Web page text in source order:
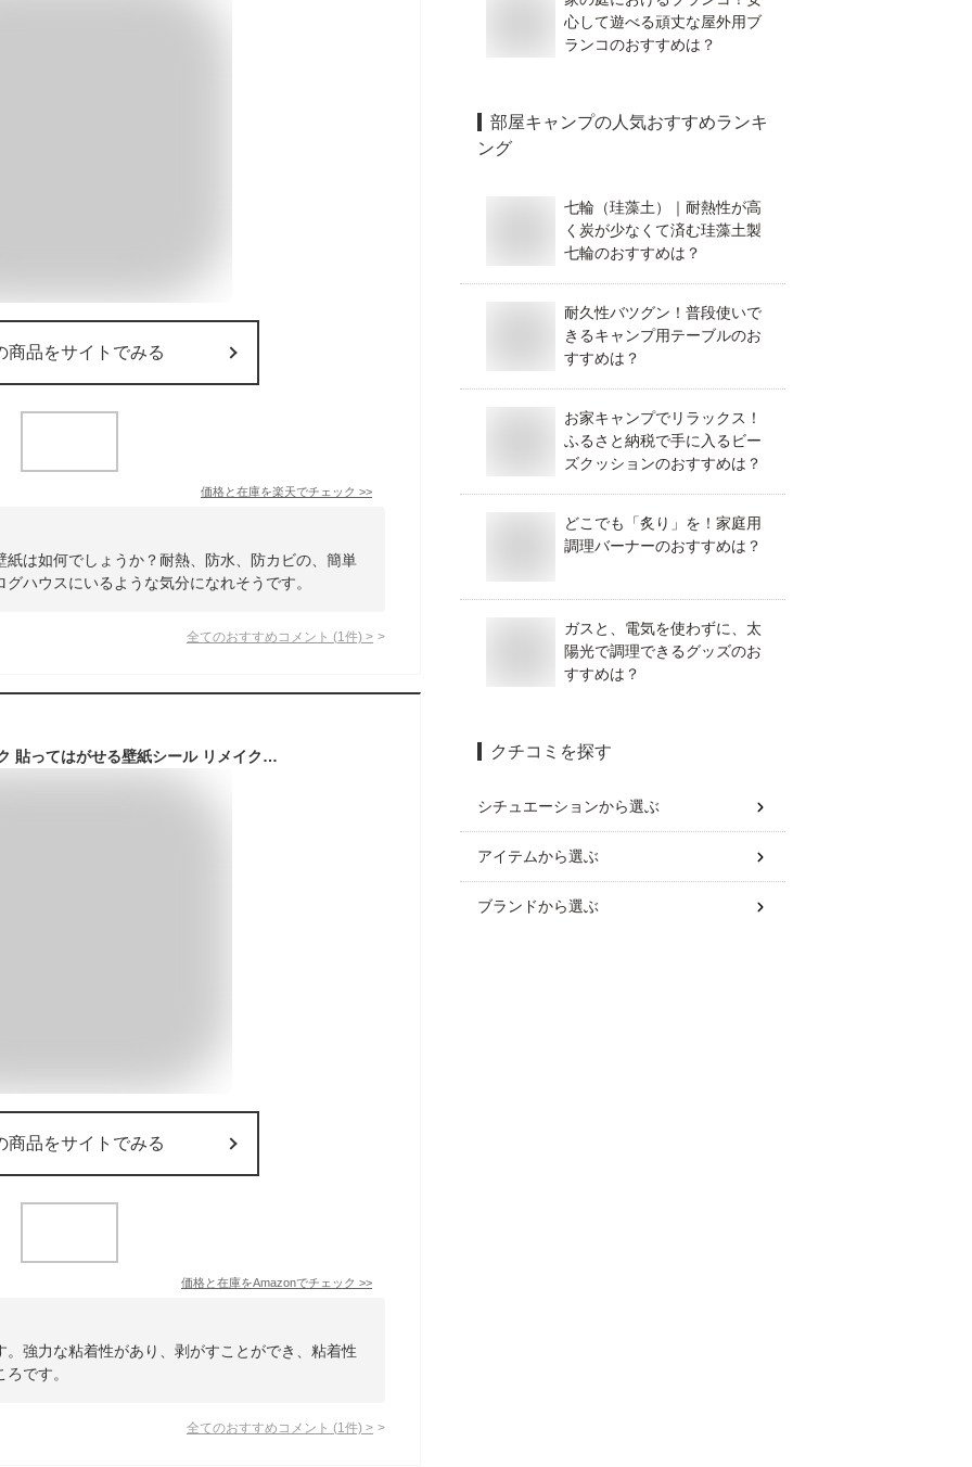
商品をサイトでみる
価格と在庫を楽天でチェック >>
は如何でしょうか？耐熱、防水、防カビの、簡単
ハウスにいるような気分になれそうです。
全てのおすすめコメント (1 件) >
Boobest グレイオーク 貼ってはがせる壁紙シール リメイクシート 防水 木目 厚手 耐熱 防カビ 防汚 剥がせる 賃貸 キッチン 寝室のオフィス 家具のリメイク のり付き 幅40cm x長さ300cm 扉
商品をサイトでみる
価格と在庫をAmazonでチェック >>
強力な粘着性があり、剥がすことができ、粘着性
です。
全てのおすすめコメント (1 件) >
心して遊べる頑丈な屋外用ブ
ランコのおすすめは？
部屋キャンプの人気おすすめランキ
ング
七輪（珪藻土）｜耐熱性が高
く炭が少なくて済む珪藻土製
七輪のおすすめは？
耐久性バツグン！普段使いで
きるキャンプ用テーブルのお
すすめは？
お家キャンプでリラックス！
ふるさと納税で手に入るビー
ズクッションのおすすめは？
どこでも「炙り」を！家庭用
調理バーナーのおすすめは？
ガスと、電気を使わずに、太
陽光で調理できるグッズのお
すすめは？
クチコミを探す
シチュエーションから選ぶ
アイテムから選ぶ
ブランドから選ぶ